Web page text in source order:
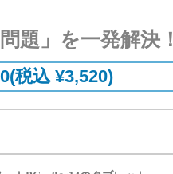
題」を一発解決！
税込 ¥3,520)